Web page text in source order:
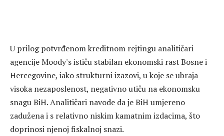
U prilog potvrđenom kreditnom rejtingu analitičari
agencije Moody's ističu stabilan ekonomski rast Bosne i
Hercegovine, iako strukturni izazovi, u koje se ubraja
visoka nezaposlenost, negativno utiču na ekonomsku
snagu BiH. Analitičari navode da je BiH umjereno
zadužena i s relativno niskim kamatnim izdacima, što
doprinosi njenoj fiskalnoj snazi.